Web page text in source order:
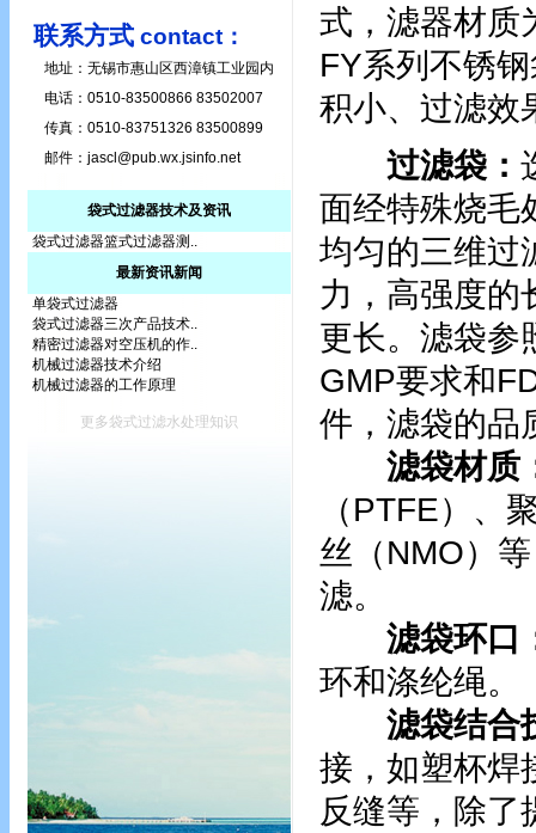
联系方式 contact：
地址：无锡市惠山区西漳镇工业园内
电话：0510-83500866 83502007
传真：0510-83751326 83500899
邮件： jascl@pub.wx.jsinfo.net
袋式过滤器技术及资讯
袋式过滤器篮式过滤器测..
最新资讯新闻
单袋式过滤器
袋式过滤器三次产品技术..
精密过滤器对空压机的作..
机械过滤器技术介绍
机械过滤器的工作原理
更多袋式过滤水处理知识
式，滤器材质
FY系列不锈
积小、过滤效
过滤袋：
面经特殊烧毛
均匀的三维过
力，高强度的
更长。滤袋参
GMP要求和
件，滤袋的品
滤袋材质
（PTFE）、
丝（NMO）
滤。
滤袋环口
环和涤纶绳。
滤袋结合
接，如塑杯焊
反缝等，除了